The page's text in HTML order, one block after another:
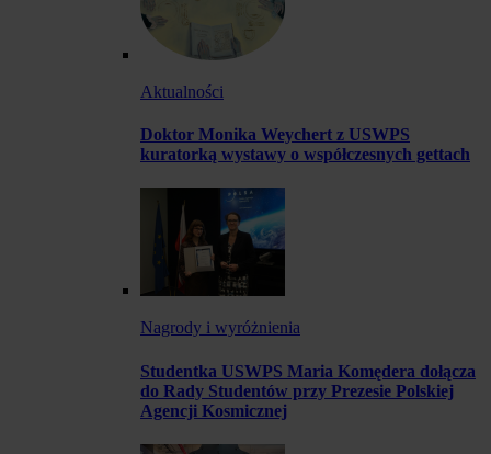
Aktualności
Doktor Monika Weychert z USWPS
kuratorką wystawy o współczesnych gettach
Nagrody i wyróżnienia
Studentka USWPS Maria Komędera dołącza
do Rady Studentów przy Prezesie Polskiej
Agencji Kosmicznej